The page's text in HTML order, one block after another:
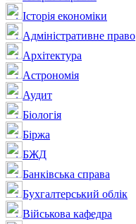
Історія економіки
Адміністративне право
Архітектура
Астрономія
Аудит
Біологія
Біржа
БЖД
Банківська справа
Бухгалтерський облік
Військова кафедра